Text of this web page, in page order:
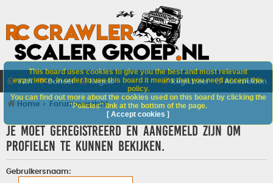
V&A Doneer Regels Aanmelden
Registreer
Home Forumoverzicht
Je moet geregistreerd en aangemeld zijn om
profielen te kunnen bekijken.
Gebruikersnaam:
This board uses cookies to give you the best and most relevant
experience. In order to use this board it means that you need accept this
policy.
You can find out more about the cookies used on this board by clicking the
"Policies" link at the bottom of the page.
[ Accept cookies ]